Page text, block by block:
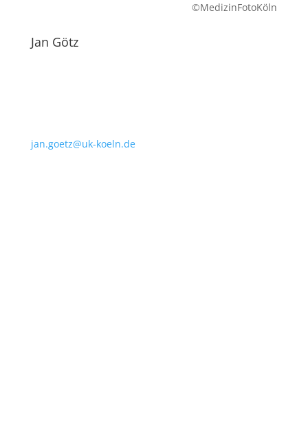
©MedizinFotoKöln
Jan Götz
jan.goetz@uk-koeln.de